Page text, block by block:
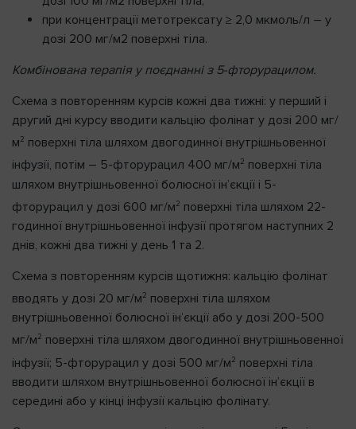
при концентрації метотрексату ≥ 2,0 мкмоль/л – у
дозі 200 мг/м2 поверхні тіла.
Комбінована терапія у поєднанні з 5-фторурацилом.
Схема з повторенням курсів кожні два тижні: у перший і
другий дні курсу вводити кальцію фолінат у дозі 200 мг/
м2 поверхні тіла шляхом двогодинної внутрішньовенної
інфузії, потім – 5-фторурацил 400 мг/м2 поверхні тіла
шляхом внутрішньовенної болюсної ін’єкції і 5-
фторурацил у дозі 600 мг/м2 поверхні тіла шляхом 22-
годинної внутрішньовенної інфузії протягом наступних 2
днів, кожні два тижні у день 1 та 2.
Схема з повторенням курсів щотижня: кальцію фолінат
вводять у дозі 20 мг/м2 поверхні тіла шляхом
внутрішньовенної болюсної ін’єкції або у дозі 200-500
мг/м2 поверхні тіла шляхом двогодинної внутрішньовенної
інфузії; 5-фторурацил у дозі 500 мг/м2 поверхні тіла
вводити шляхом внутрішньовенної болюсної ін’єкції в
середині або у кінці інфузії кальцію фолінату.